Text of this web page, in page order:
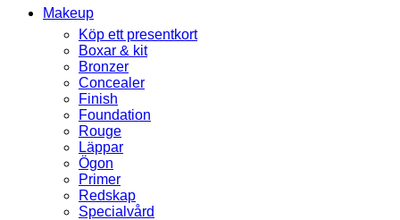
Makeup
Köp ett presentkort
Boxar & kit
Bronzer
Concealer
Finish
Foundation
Rouge
Läppar
Ögon
Primer
Redskap
Specialvård